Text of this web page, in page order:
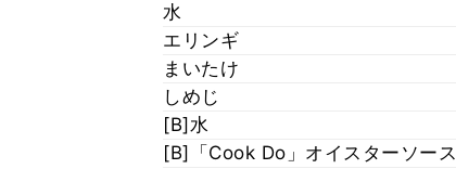
水
エリンギ
まいたけ
しめじ
[B]水
[B]「Cook Do」オイスターソース